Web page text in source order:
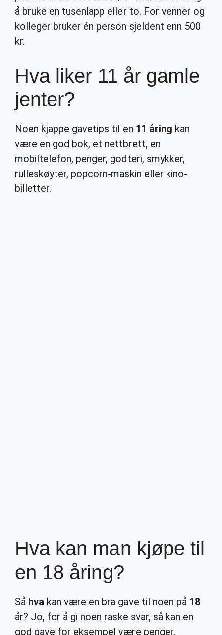
å bruke en tusenlapp eller to. For venner og
kolleger bruker én person sjeldent enn 500
kr.
Hva liker 11 år gamle
jenter?
Noen kjappe gavetips til en 11 åring kan
være en god bok, et nettbrett, en
mobiltelefon, penger, godteri, smykker,
rulleskøyter, popcorn-maskin eller kino-
billetter.
Hva kan man kjøpe til
en 18 åring?
Så hva kan være en bra gave til noen på 18
år? Jo, for å gi noen raske svar, så kan en
god gave for eksempel være penger,